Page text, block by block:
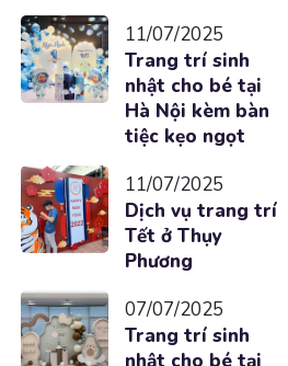
11/07/2025
Trang trí sinh
nhật cho bé tại
Hà Nội kèm bàn
tiệc kẹo ngọt
11/07/2025
Dịch vụ trang trí
Tết ở Thụy
Phương
07/07/2025
Trang trí sinh